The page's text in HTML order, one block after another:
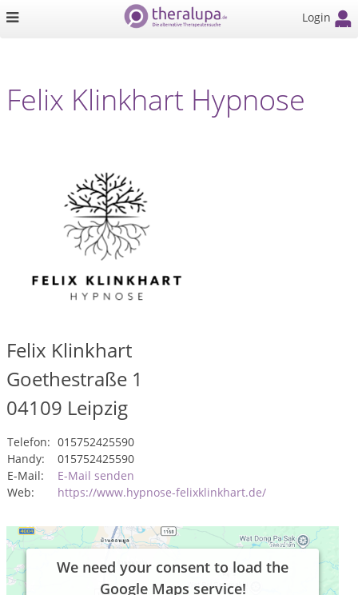
Login
Felix Klinkhart Hypnose
Felix Klinkhart
Goethestraße 1
04109 Leipzig
Telefon: 015752425590
Handy:
015752425590
E-Mail:
E-Mail senden
Web:
https://www.hypnose-felixklinkhart.de/
We need your consent to load the
Google Maps service!